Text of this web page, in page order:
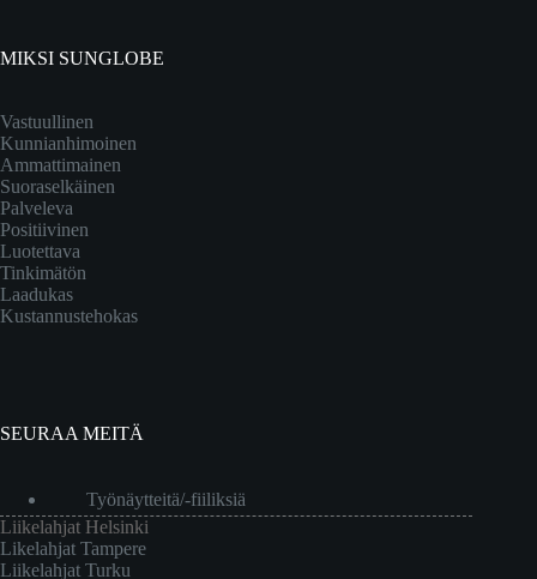
MIKSI SUNGLOBE
Vastuullinen
Kunnianhimoinen
Ammattimainen
Suoraselkäinen
Palveleva
Positiivinen
Luotettava
Tinkimätön
Laadukas
Kustannustehokas
SEURAA MEITÄ
Työnäytteitä/-fiiliksiä
Liikelahjat Helsinki
Likelahjat Tampere
Liikelahjat Turku